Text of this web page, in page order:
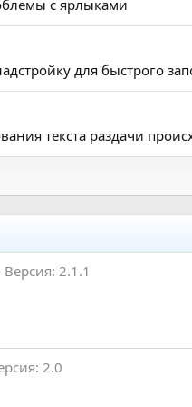
с ярлыками
для быстрого
текста раздачи
Версия: 2.1.1
2.0